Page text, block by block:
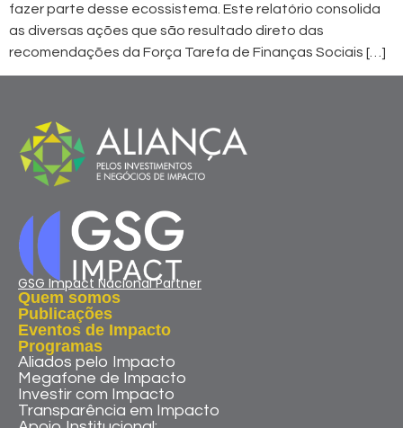
fazer parte desse ecossistema. Este relatório consolida
as diversas ações que são resultado direto das
recomendações da Força Tarefa de Finanças Sociais […]
GSG Impact Nacional Partner
Quem somos
Publicações
Eventos de Impacto
Programas
Aliados pelo Impacto
Megafone de Impacto
Investir com Impacto
Transparência em Impacto